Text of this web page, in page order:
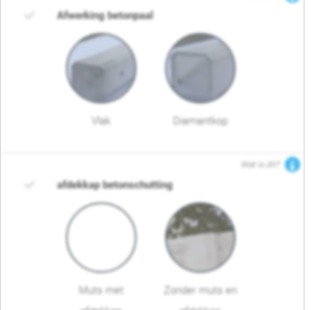
Afwerking betonpaal
Vlak Diamantkop
Wat is dit?
afdekkap betonschutting
Muts met
Zonder muts en